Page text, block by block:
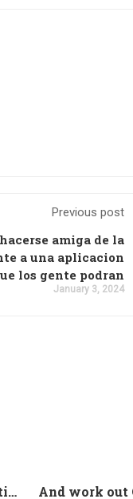
Previous post
amiga de la
a una aplicacion
los gente podran
January 3, 2024
Brand new ways to such questions are different of legislation to help you jurisdiction